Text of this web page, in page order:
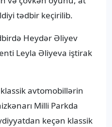
tədbir keçirilib.
Heydər Əliyev
Leyla Əliyeva iştirak
avtomobillərin
Milli Parkda
keçən klassik